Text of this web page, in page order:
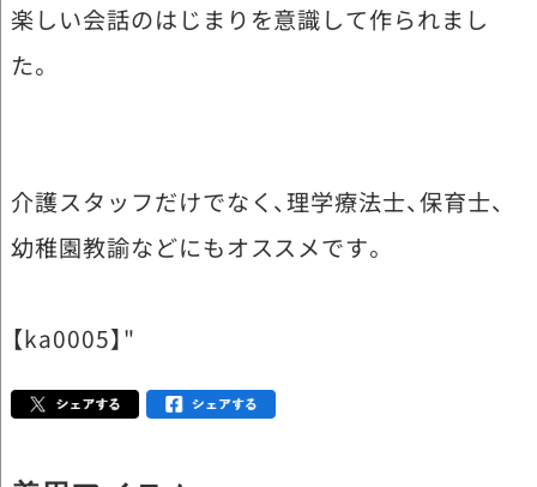
楽しい会話のはじまりを意識して作られまし
た。
介護スタッフだけでなく、理学療法士、保育士、
幼稚園教諭などにもオススメです。
【ka0005】"